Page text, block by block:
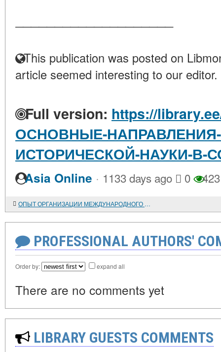
This publication was posted on
article seemed interesting to our editor.
Full version: https://
ОСНОВНЫЕ-
ИСТОРИЧЕСКОЙ-НАУКИ-В-
Asia Online · 1133 days ago 0 423
ОПЫТ ОРГАНИЗАЦИИ МЕЖДУНАРОДНОГО КНИГООБМЕНА ГПНТБ СО РАН С ПАРТНЕРАМИ ИЗ СТРАН СНГ И БАЛТИИ
PROFESSIONAL AUTHORS'
Order by: expand all
There are no comments yet
LIBRARY GUESTS COMMENTS